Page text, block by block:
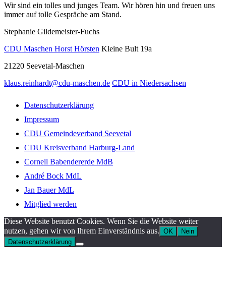
Wir sind ein tolles und junges Team. Wir hören hin und freuen uns
immer auf tolle Gespräche am Stand.
Stephanie Gildemeister-Fuchs
CDU Maschen Horst Hörsten Kleine Bult 19a
21220 Seevetal-Maschen
klaus.reinhardt@cdu-maschen.de CDU in Niedersachsen
Datenschutzerklärung
Impressum
CDU Gemeindeverband Seevetal
CDU Kreisverband Harburg-Land
Cornell Babendererde MdB
André Bock MdL
Jan Bauer MdL
Mitglied werden
Diese Website benutzt Cookies. Wenn Sie die Website weiter
nutzen, gehen wir von Ihrem Einverständnis aus. OK
Nein
Datenschutzerklärung